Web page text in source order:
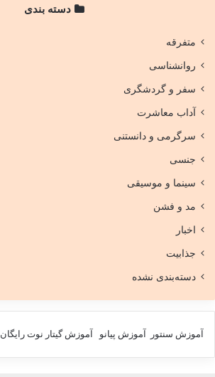
دسته بندی
متفرقه
روانشناسی
سفر و گردشگری
آداب معاشرت
سرگرمی و دانستنی
جنسی
سینما و موسیقی
مد و فشن
اخبار
جذابیت
دسته‌بندی نشده
آموزش سنتور آموزش پیانو آموزش گیتار نوت رایگان